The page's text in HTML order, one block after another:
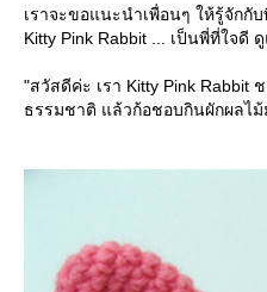
เราจะขอแนะนำเพื่อนๆ ให้รู้จักกับ
Kitty Pink Rabbit ... เป็นพี่ที่ใจดี
"สวัสดีค่ะ เรา Kitty Pink Rabbit
ธรรมชาติ แล้วก้อชอบกินผักผลไ